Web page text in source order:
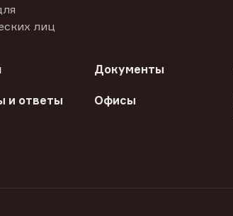
лиц
Документы
и ответы Офисы